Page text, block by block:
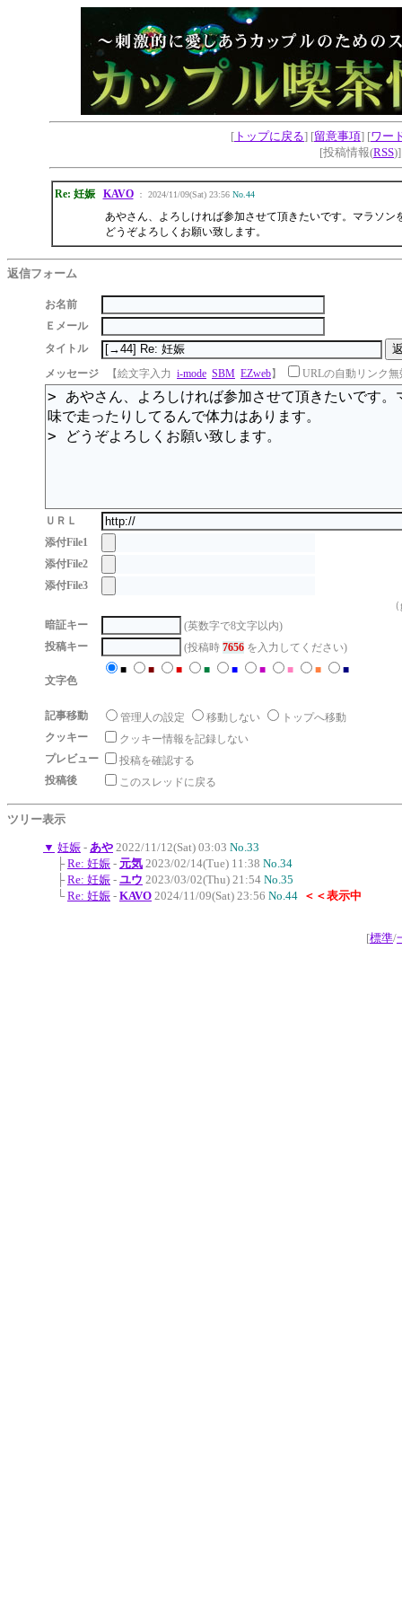
[ トップに戻る] [留意事項] [ワー
[投稿情報(RSS
Re: 妊娠 KAVO： 2024/11/09(Sat) 23:56 No.44
あやさん、よろしければ参加させて頂きたいです。マラソ
どうぞよろしくお願い致します。
返信フォーム
お名前
Ｅメール
タイトル
メッセージ
【絵文字入力 i-mode SBM EZweb】 URLの自動リンク無
ＵＲＬ
添付File1
添付File2
添付File3
暗証キー
(英数字で8文字以内)
投稿キー
(投稿時 7656 を入力してください)
文字色
■ ■ ■ ■ ■ ■ ■ ■ ■
記事移動 管理人の設定 移動しない
トップへ移動
クッキー
クッキー情報を記録しない
プレビュー
投稿を確認する
投稿後
このスレッドに戻る
ツリー表示
▼ 妊娠 - あや 2022/11/12(Sat) 03:03 No.33
├Re: 妊娠 - 元気 2023/02/14(Tue) 11:38 No.34
├Re: 妊娠 - ユウ 2023/03/02(Thu) 21:54 No.35
└Re: 妊娠 - KAVO 2024/11/09(Sat) 23:56 No.44 ＜＜表示中
[標準/